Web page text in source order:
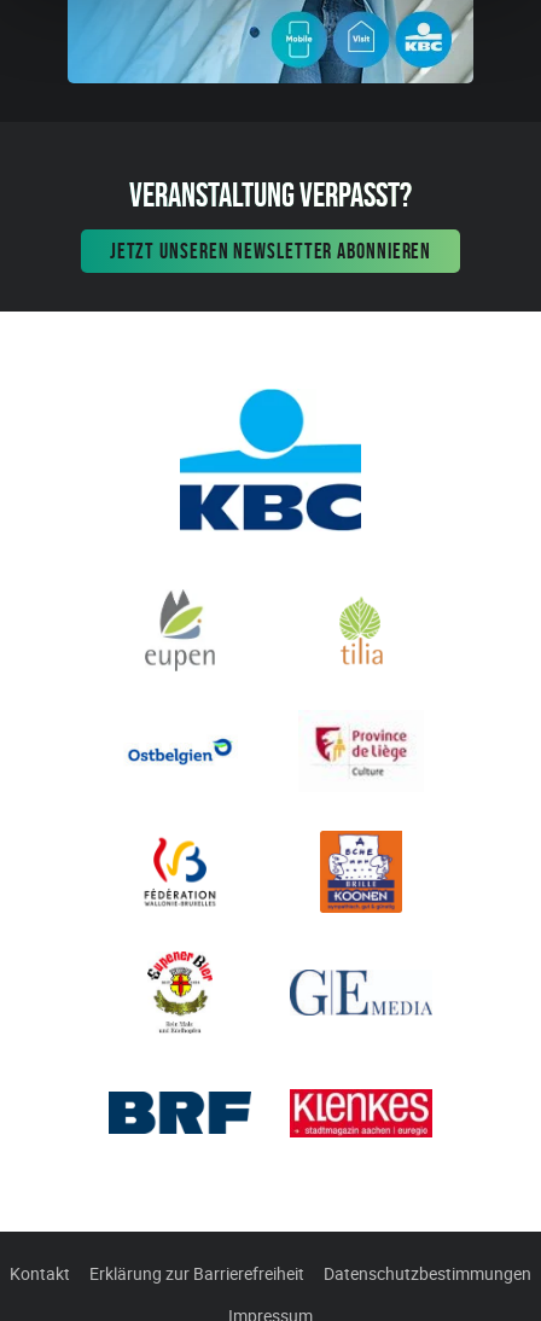
VERANSTALTUNG VERPASST?
JETZT UNSEREN NEWSLETTER ABONNIEREN
Kontakt Erklärung zur Barrierefreiheit
Datenschutzbestimmungen
Impressum